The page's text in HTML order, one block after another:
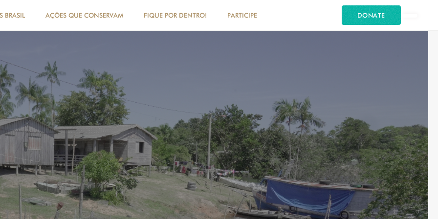
BRASIL AÇÕES QUE CONSERVAM FIQUE POR DENTRO! PARTICIPE DONATE